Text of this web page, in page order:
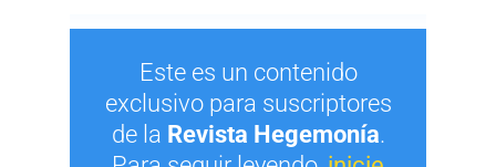
Este es un contenido
exclusivo para suscriptores
de la Revista Hegemonía.